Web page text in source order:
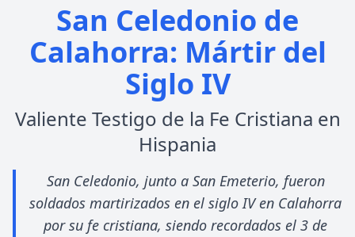
San Celedonio de
Calahorra: Mártir del
Siglo IV
Valiente Testigo de la Fe Cristiana en
Hispania
San Celedonio, junto a San Emeterio, fueron
soldados martirizados en el siglo IV en Calahorra
por su fe cristiana, siendo recordados el 3 de